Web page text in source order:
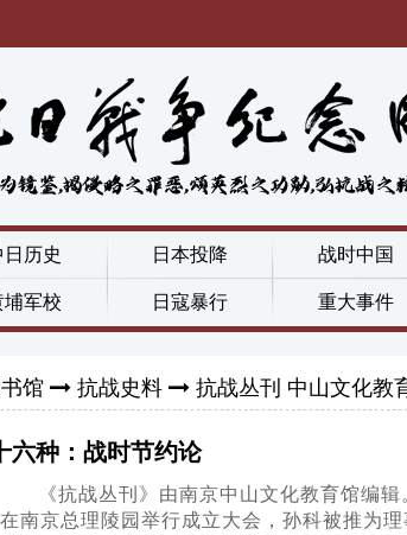
日历史 日本投降 战时中国
埔军校 日寇暴行 重大事件
馆 抗战史料 抗战丛刊 中山文化教
六种：战时节约论
《抗战丛刊》由南京中山文化教育馆编
在南京总理陵园举行成立大会，孙科被推为